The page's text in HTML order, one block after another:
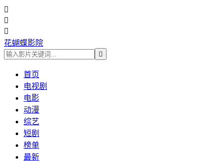



花蝴蝶影院

首页
电视剧
电影
动漫
综艺
短剧
榜单
最新